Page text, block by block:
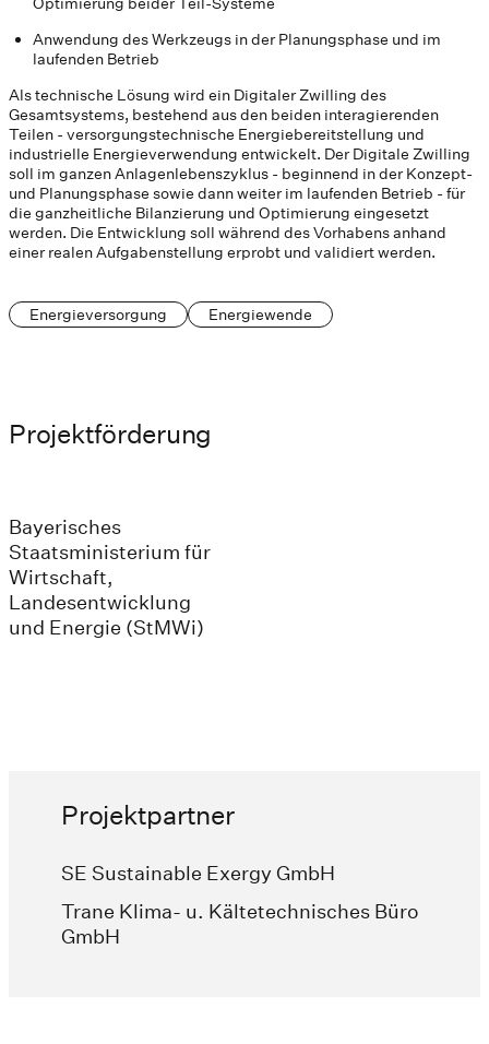
Anwendung des Werkzeugs in der Planungsphase und im
laufenden Betrieb
Als technische Lösung wird ein Digitaler Zwilling des
Gesamtsystems, bestehend aus den beiden interagierenden
Teilen - versorgungstechnische Energiebereitstellung und
industrielle Energieverwendung entwickelt. Der Digitale Zwilling
soll im ganzen Anlagenlebenszyklus - beginnend in der Konzept-
und Planungsphase sowie dann weiter im laufenden Betrieb - für
die ganzheitliche Bilanzierung und Optimierung eingesetzt
werden. Die Entwicklung soll während des Vorhabens anhand
einer realen Aufgabenstellung erprobt und validiert werden.
Energieversorgung Energiewende
Projektförderung
Bayerisches
Staatsministerium für
Wirtschaft,
Landesentwicklung
und Energie (StMWi)
Projektpartner
SE Sustainable Exergy GmbH
Trane Klima- u. Kältetechnisches Büro
GmbH